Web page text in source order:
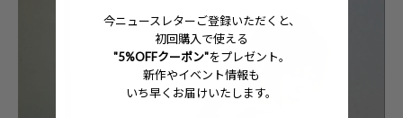
今ニュースレターご登録いただくと、
初回購入で使える
"5%OFFクーポン"をプレゼント。
新作やイベント情報も
いち早くお届けいたします。